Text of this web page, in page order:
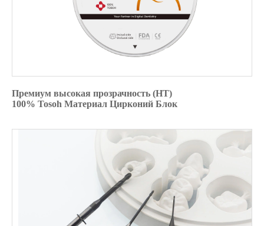
Премиум высокая прозрачность (HT)
100% Tosoh Материал Цирконий Блок